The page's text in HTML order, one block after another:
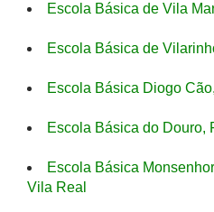
Escola Básica de Vila
Escola Básica de
Escola Básica Diogo
Escola Básica do Douro,
Escola Básica
Vila Real